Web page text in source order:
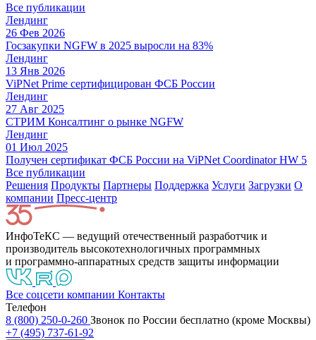
Все публикации
Лендинг
26 Фев 2026
Госзакупки NGFW в 2025 выросли на 83%
Лендинг
13 Янв 2026
ViPNet Prime сертифицирован ФСБ России
Лендинг
27 Авг 2025
СТРИМ Консалтинг о рынке NGFW
Лендинг
01 Июл 2025
Получен сертификат ФСБ России на ViPNet Coordinator HW 5
Все публикации
Решения Продукты Партнeры Поддержка Услуги Загрузки О
компании Пресс-центр
ИнфоТеКС — ведущий отечественный разработчик и
производитель высокотехнологичных программных
и программно-аппаратных средств защиты информации
Все соцсети компании Контакты
Телефон
8 (800) 250-0-260 Звонок по России бесплатно (кроме Москвы)
+7 (495) 737-61-92